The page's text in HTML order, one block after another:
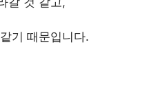
기 때문입니다.